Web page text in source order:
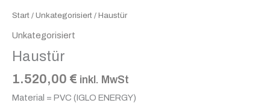
Start / Unkategorisiert / Haustür
Unkategorisiert
Haustür
1.520,00 € inkl. MwSt
Material = PVC (IGLO ENERGY)